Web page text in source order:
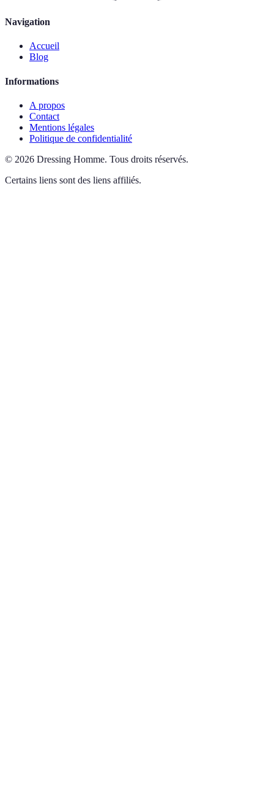
Navigation
Accueil
Blog
Informations
A propos
Contact
Mentions légales
Politique de confidentialité
© 2026 Dressing Homme. Tous droits réservés.
Certains liens sont des liens affiliés.